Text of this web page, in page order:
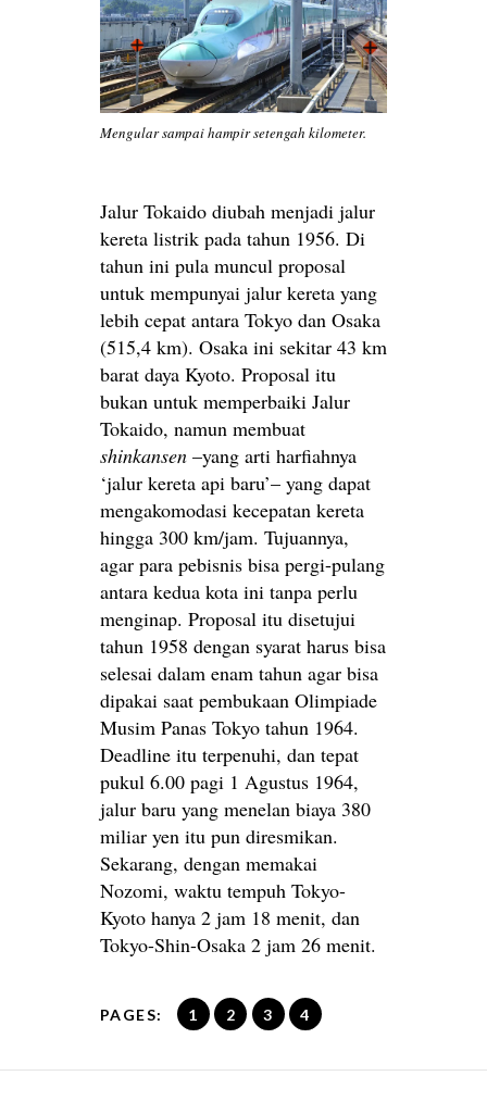
Mengular sampai hampir setengah kilometer.
Jalur Tokaido diubah menjadi jalur
kereta listrik pada tahun 1956. Di
tahun ini pula muncul proposal
untuk mempunyai jalur kereta yang
lebih cepat antara Tokyo dan Osaka
(515,4 km). Osaka ini sekitar 43 km
barat daya Kyoto. Proposal itu
bukan untuk memperbaiki Jalur
Tokaido, namun membuat
shinkansen –yang arti harfiahnya
‘jalur kereta api baru’– yang dapat
mengakomodasi kecepatan kereta
hingga 300 km/jam. Tujuannya,
agar para pebisnis bisa pergi-pulang
antara kedua kota ini tanpa perlu
menginap. Proposal itu disetujui
tahun 1958 dengan syarat harus bisa
selesai dalam enam tahun agar bisa
dipakai saat pembukaan Olimpiade
Musim Panas Tokyo tahun 1964.
Deadline itu terpenuhi, dan tepat
pukul 6.00 pagi 1 Agustus 1964,
jalur baru yang menelan biaya 380
miliar yen itu pun diresmikan.
Sekarang, dengan memakai
Nozomi, waktu tempuh Tokyo-
Kyoto hanya 2 jam 18 menit, dan
Tokyo-Shin-Osaka 2 jam 26 menit.
PAGES: 1 2 3 4